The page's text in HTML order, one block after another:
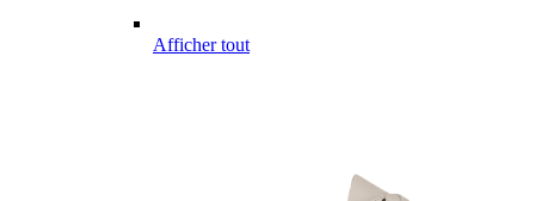
Afficher tout